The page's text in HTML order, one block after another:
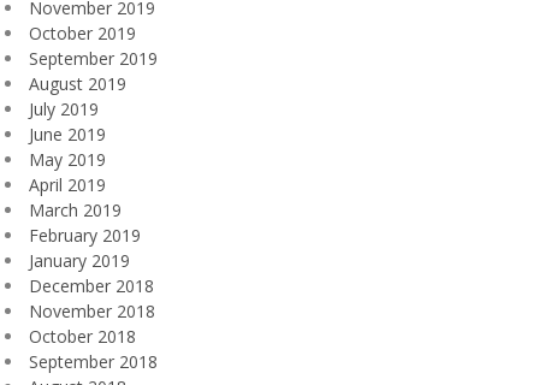
November 2019
October 2019
September 2019
August 2019
July 2019
June 2019
May 2019
April 2019
March 2019
February 2019
January 2019
December 2018
November 2018
October 2018
September 2018